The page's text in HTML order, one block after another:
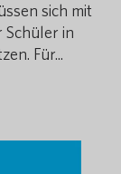
sich mit
Schüler in
Für...